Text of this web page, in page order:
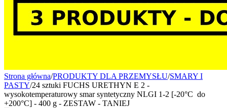
Strona główna/PRODUKTY DLA PRZEMYSŁU/SMARY I
PASTY/24 sztuki FUCHS URETHYN E 2 -
wysokotemperaturowy smar syntetyczny NLGI 1-2 [-20°C do
+200°C] - 400 g - ZESTAW - TANIEJ